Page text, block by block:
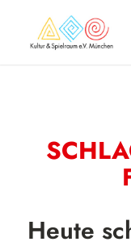
Heute